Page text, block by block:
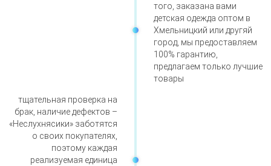
того, заказана вами
детская одежда оптом в
Хмельницкий или другяй
город, мы предоставляем
100% гарантию,
предлагаем только лучшие
товары
тщательная проверка на
брак, наличие дефектов –
«Неслухнясики» заботятся
о своих покупателях,
поэтому каждая
реализуемая единица